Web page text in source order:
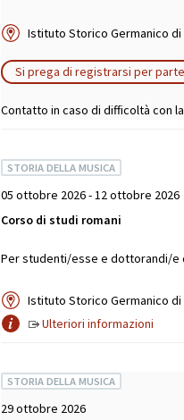
Istituto Storico Germanico di
Si prega di registrarsi per
Contatto in caso di difficoltà con
STORIA DELLA MUSICA
05 ottobre 2026 - 12 ottobre 2026
Corso di studi romani
Per studenti/esse e dottorandi/e
Istituto Storico Germanico di
Ulteriori informazioni
STORIA DELLA MUSICA
29 ottobre 2026